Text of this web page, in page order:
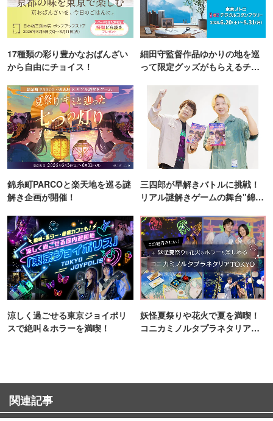
17種類の彩り豊かなおばんざい
から自由にチョイス！
細田守監督作品ゆかりの地を巡
って限定グッズがもらえるチャ
錦糸町PARCOと楽天地を巡る謎
解き企画が開催！
三四郎が早解きバトルに挑戦！
リアル謎解きゲームの舞台"錦糸
涼しく過ごせる東京ジョイポリ
スで絶叫＆ホラーを満喫！
妖怪夏祭りや花火で夏を満喫！
コニカミノルタプラネタリア
関連記事